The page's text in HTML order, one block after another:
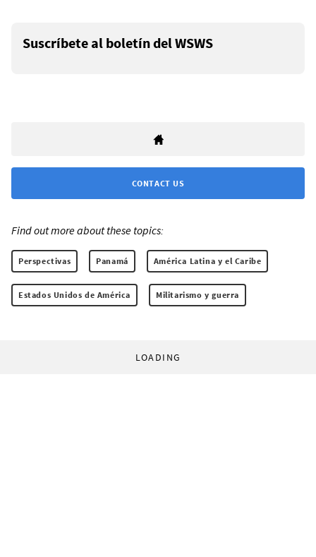
Suscríbete al boletín del WSWS
CONTACT US
Find out more about these topics:
Perspectivas Panamá América Latina y el Caribe
Estados Unidos de América Militarismo y guerra
LOADING